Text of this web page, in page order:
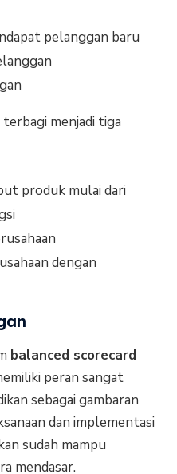
pelanggan baru
menjadi tiga
produk mulai dari
dengan
balanced scorecard
peran sangat
sebagai gambaran
dan implementasi
sudah mampu
mendasar.